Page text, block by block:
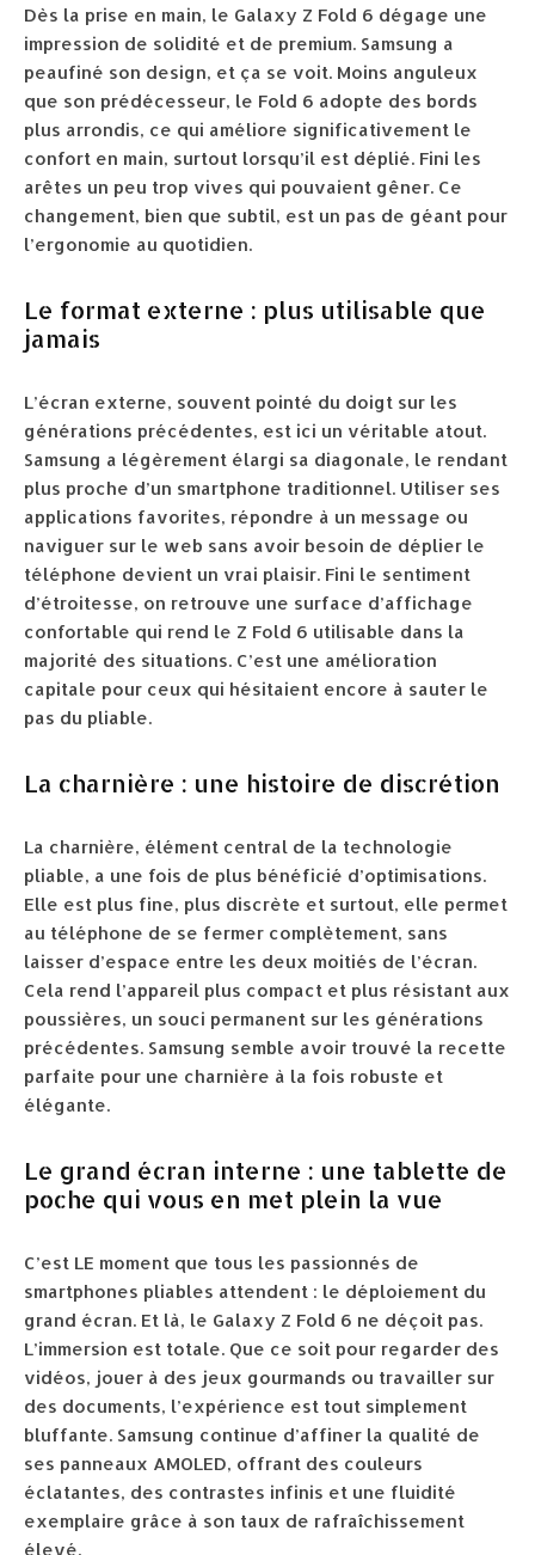
Dès la prise en main, le Galaxy Z Fold 6 dégage une
impression de solidité et de premium. Samsung a
peaufiné son design, et ça se voit. Moins anguleux
que son prédécesseur, le Fold 6 adopte des bords
plus arrondis, ce qui améliore significativement le
confort en main, surtout lorsqu’il est déplié. Fini les
arêtes un peu trop vives qui pouvaient gêner. Ce
changement, bien que subtil, est un pas de géant pour
l’ergonomie au quotidien.
Le format externe : plus utilisable que
jamais
L’écran externe, souvent pointé du doigt sur les
générations précédentes, est ici un véritable atout.
Samsung a légèrement élargi sa diagonale, le rendant
plus proche d’un smartphone traditionnel. Utiliser ses
applications favorites, répondre à un message ou
naviguer sur le web sans avoir besoin de déplier le
téléphone devient un vrai plaisir. Fini le sentiment
d’étroitesse, on retrouve une surface d’affichage
confortable qui rend le Z Fold 6 utilisable dans la
majorité des situations. C’est une amélioration
capitale pour ceux qui hésitaient encore à sauter le
pas du pliable.
La charnière : une histoire de discrétion
La charnière, élément central de la technologie
pliable, a une fois de plus bénéficié d’optimisations.
Elle est plus fine, plus discrète et surtout, elle permet
au téléphone de se fermer complètement, sans
laisser d’espace entre les deux moitiés de l’écran.
Cela rend l’appareil plus compact et plus résistant aux
poussières, un souci permanent sur les générations
précédentes. Samsung semble avoir trouvé la recette
parfaite pour une charnière à la fois robuste et
élégante.
Le grand écran interne : une tablette de
poche qui vous en met plein la vue
C’est LE moment que tous les passionnés de
smartphones pliables attendent : le déploiement du
grand écran. Et là, le Galaxy Z Fold 6 ne déçoit pas.
L’immersion est totale. Que ce soit pour regarder des
vidéos, jouer à des jeux gourmands ou travailler sur
des documents, l’expérience est tout simplement
bluffante. Samsung continue d’affiner la qualité de
ses panneaux AMOLED, offrant des couleurs
éclatantes, des contrastes infinis et une fluidité
exemplaire grâce à son taux de rafraîchissement
élevé.